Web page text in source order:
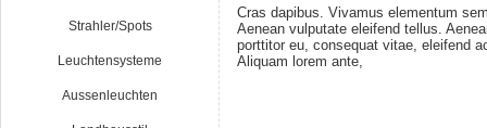
Strahler/Spots
Leuchtensysteme
Aussenleuchten
Cras dapibus. Vivamus elementum
Aenean vulputate eleifend tellus.
porttitor eu, consequat vitae, eleifend
Aliquam lorem ante,